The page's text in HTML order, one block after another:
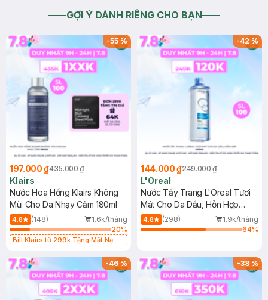
GỢI Ý DÀNH RIÊNG CHO BẠN
-55%
197.000 ₫435.000 ₫
Klairs
Nước Hoa Hồng Klairs Không
Mùi Cho Da Nhạy Cảm 180ml
4.8 (148)
1.6k/tháng
20%
Bill Klairs từ 299k Tặng Mặt Nạ
25ml (SL Có Hạn)
-42%
144.000 ₫249.000 ₫
L'Oreal
Nước Tẩy Trang L'Oreal Tươi
Mát Cho Da Dầu, Hỗn Hợp
400ml
4.8 (298)
1.9k/tháng
64%
-46% -38%